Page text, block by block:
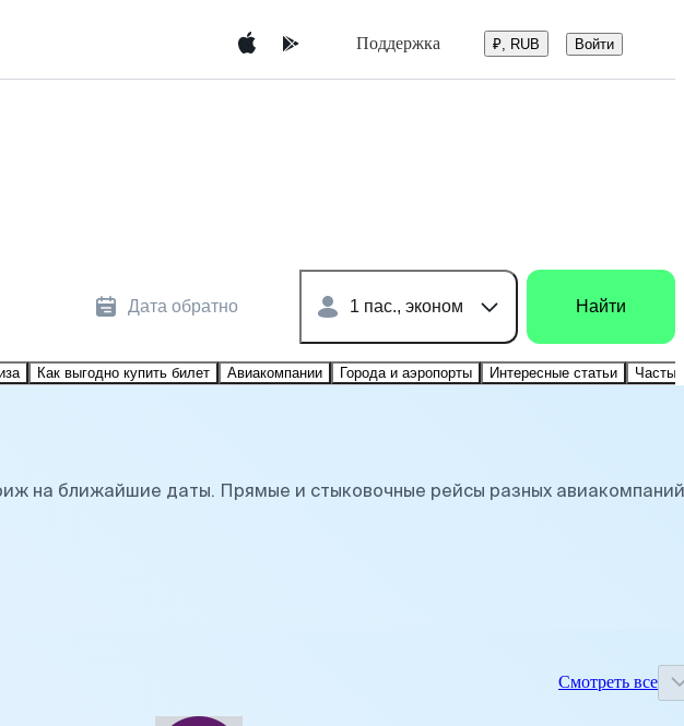
Поддержка ₽, RUB Войти
Дата обратно 1 пас., эконом Найти
Как выгодно купить билет Авиакомпании Города и аэропорты Интересные статьи
на ближайшие даты. Прямые и стыковочные рейсы разных
Смотреть все